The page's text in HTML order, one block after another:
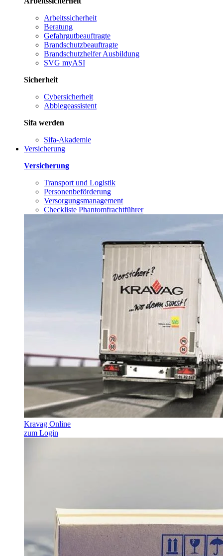
Arbeitssicherheit
Beratung
Gefahrgutbeauftragte
Brandschutzbeauftragte
Brandschutzhelfer Ausbildung
SVG myASI
Sicherheit
Cybersicherheit
Abbiegeassistent
Sifa werden
Sifa-Akademie
Versicherung
Versicherung
Transport und Logistik
Personenbeförderung
Versorgungsmanagement
Checkliste Phantomfrachtführer
Kravag Online
zum Login